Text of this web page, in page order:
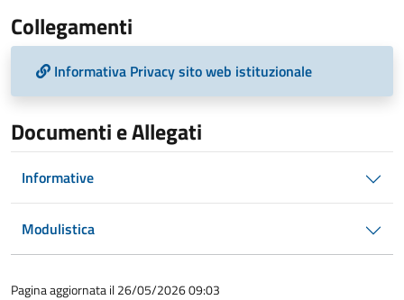
Collegamenti
Informativa Privacy sito web istituzionale
Documenti e Allegati
Informative
Modulistica
Pagina aggiornata il 26/05/2026 09:03